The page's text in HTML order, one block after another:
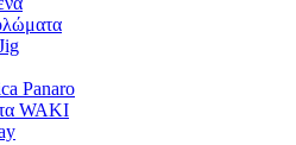
Panaro
WAKI